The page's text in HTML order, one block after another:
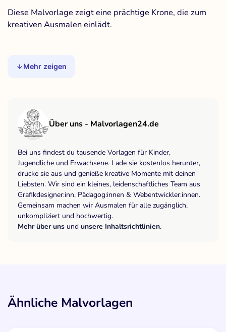
Diese Malvorlage zeigt eine prächtige Krone, die zum
kreativen Ausmalen einlädt.
Mehr zeigen
Über uns - Malvorlagen24.de
Bei uns findest du tausende Vorlagen für Kinder,
Jugendliche und Erwachsene. Lade sie kostenlos herunter,
drucke sie aus und genieße kreative Momente mit deinen
Liebsten. Wir sind ein kleines, leidenschaftliches Team aus
Grafikdesigner:inn, Pädagog:innen & Webentwickler:innen.
Gemeinsam machen wir Ausmalen für alle zugänglich,
unkompliziert und hochwertig.
Mehr über uns und unsere Inhaltsrichtlinien.
Ähnliche Malvorlagen